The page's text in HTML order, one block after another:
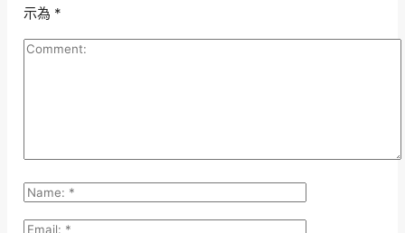
示為 *